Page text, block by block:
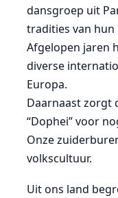
dansgroep uit
tradities van hun
Afgelopen jaren
diverse
Europa.
Daarnaast zorgt
“Dophei” voor
Onze
volkscultuur.
Uit ons land